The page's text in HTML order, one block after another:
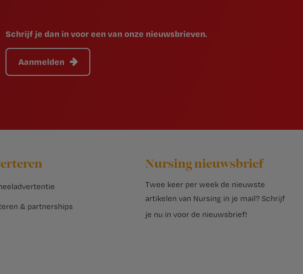
Schrijf je dan in voor een van onze nieuwsbrieven.
Aanmelden
& partnerships
Nursing nieuwsbrief
Twee keer per week de nieuwste
artikelen van Nursing in je mail? Schrijf
je nu in voor de nieuwsbrief!